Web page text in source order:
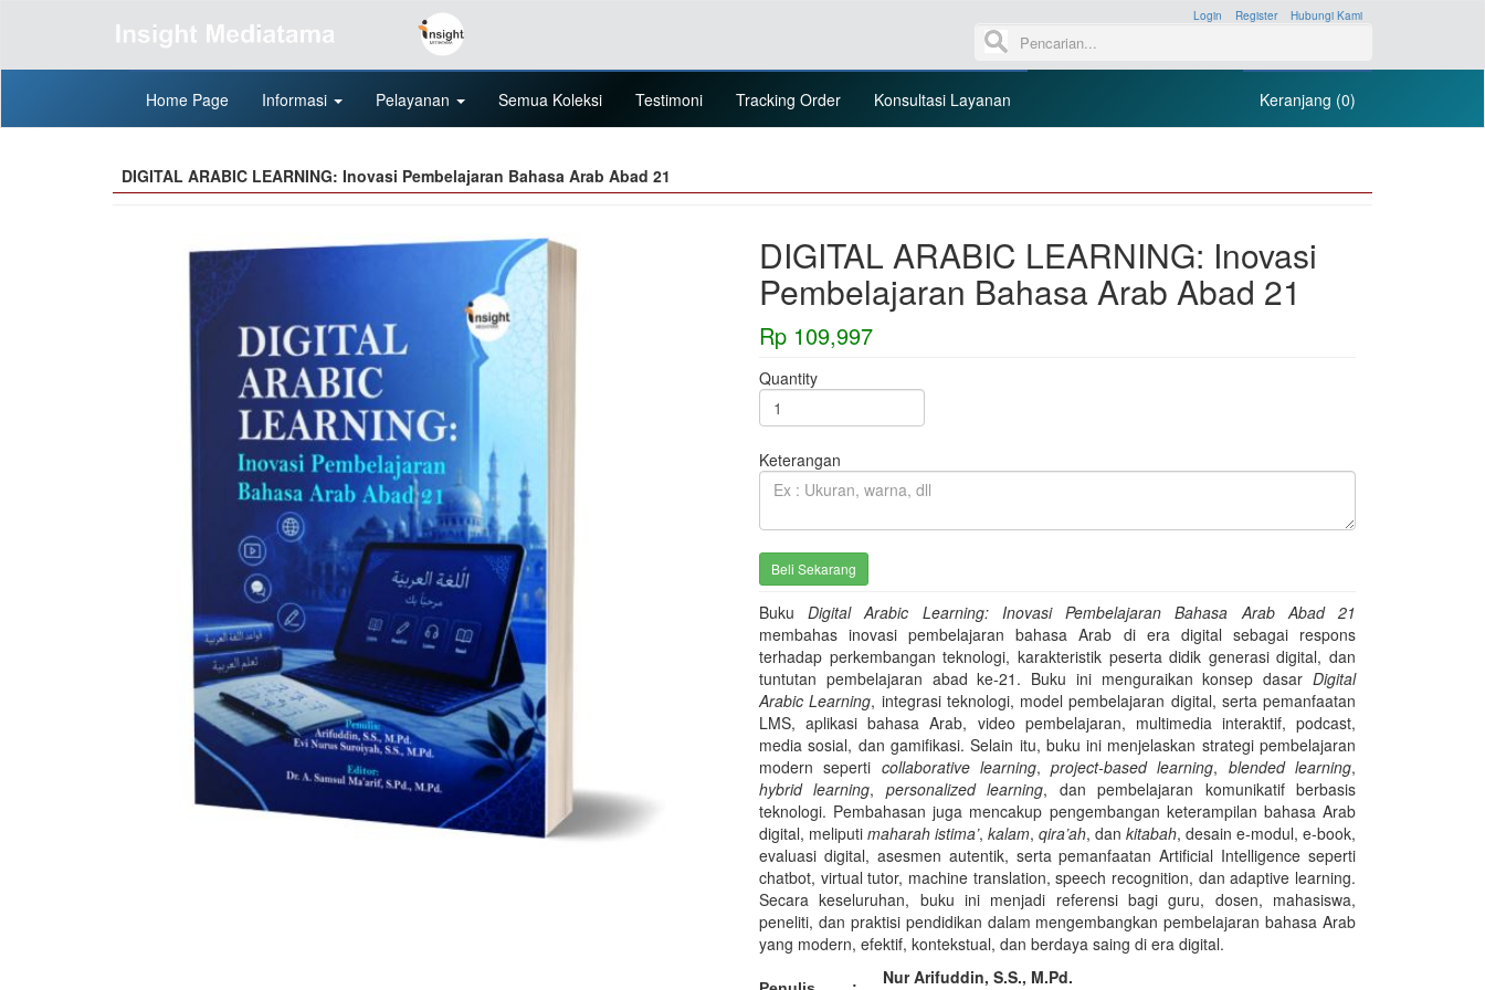
Login Register» Hubungi Kami
Home Page Informasi Pelayanan Semua Koleksi Testimoni Tracking Order Konsultasi Layanan Keranjang (0)
DIGITAL ARABIC LEARNING: Inovasi Pembelajaran Bahasa Arab Abad 21
DIGITAL ARABIC LEARNING: Inovasi
Pembelajaran Bahasa Arab Abad 21
Rp 109,997
Quantity
Keterangan
BukuDigital Arabic Learning: Inovasi Pembelajaran Bahasa Arab Abad 21
membahas inovasi pembelajaran bahasa Arab di era digital sebagai respons
terhadap perkembangan teknologi, karakteristik peserta didik generasi digital, dan
tuntutan pembelajaran abad ke-21. Buku ini menguraikan konsep dasar Digital
Arabic Learning, integrasi teknologi, model pembelajaran digital, serta pemanfaatan
LMS, aplikasi bahasa Arab, video pembelajaran, multimedia interaktif, podcast,
media sosial, dan gamifikasi. Selain itu, buku ini menjelaskan strategi pembelajaran
modern seperti collaborative learning,project-based learning, blended learning,
hybrid learning, personalized learning, dan pembelajaran komunikatif berbasis
teknologi. Pembahasan juga mencakup pengembangan keterampilan bahasa Arab
digital, meliputi maharah istima’, kalam, qira’ah, dan kitabah, desain e-modul, e-book,
evaluasi digital, asesmen autentik, serta pemanfaatan Artificial Intelligence seperti
chatbot, virtual tutor, machine translation, speech recognition, dan adaptive learning.
Secara keseluruhan, buku ini menjadi referensi bagi guru, dosen, mahasiswa,
peneliti, dan praktisi pendidikan dalam mengembangkan pembelajaran bahasa Arab
yang modern, efektif, kontekstual, dan berdaya saing di era digital.
Nur Arifuddin, S.S., M.Pd.